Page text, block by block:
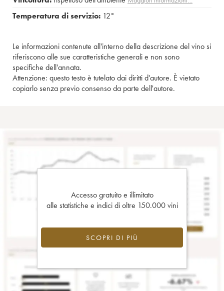
Temperatura di servizio: 12°
Le informazioni contenute all'interno della descrizione del vino si
riferiscono alle sue caratteristiche generali e non sono
specifiche dell'annata.
Attenzione: questo testo è tutelato dai diritti d'autore. È vietato
copiarlo senza previo consenso da parte dell'autore.
Accesso gratuito e illimitato
alle statistiche e indici di oltre 150.000 vini
SCOPRI DI PIÙ